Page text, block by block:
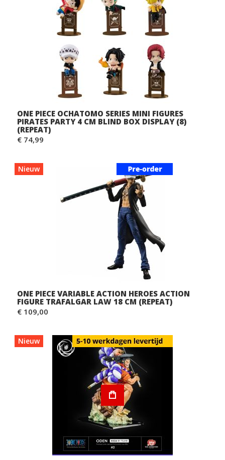
ONE PIECE OCHATOMO SERIES MINI FIGURES
PIRATES PARTY 4 CM BLIND BOX DISPLAY (8)
(REPEAT)
€ 74,99
Nieuw
ONE PIECE VARIABLE ACTION HEROES ACTION
FIGURE TRAFALGAR LAW 18 CM (REPEAT)
€ 109,00
Nieuw